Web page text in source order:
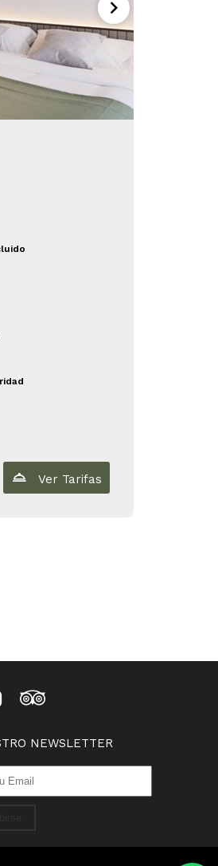
Ver Tarifas
NEWSLETTER